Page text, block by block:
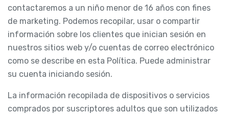
contactaremos a un niño menor de 16 años con fines
de marketing. Podemos recopilar, usar o compartir
información sobre los clientes que inician sesión en
nuestros sitios web y/o cuentas de correo electrónico
como se describe en esta Política. Puede administrar
su cuenta iniciando sesión.
La información recopilada de dispositivos o servicios
comprados por suscriptores adultos que son utilizados